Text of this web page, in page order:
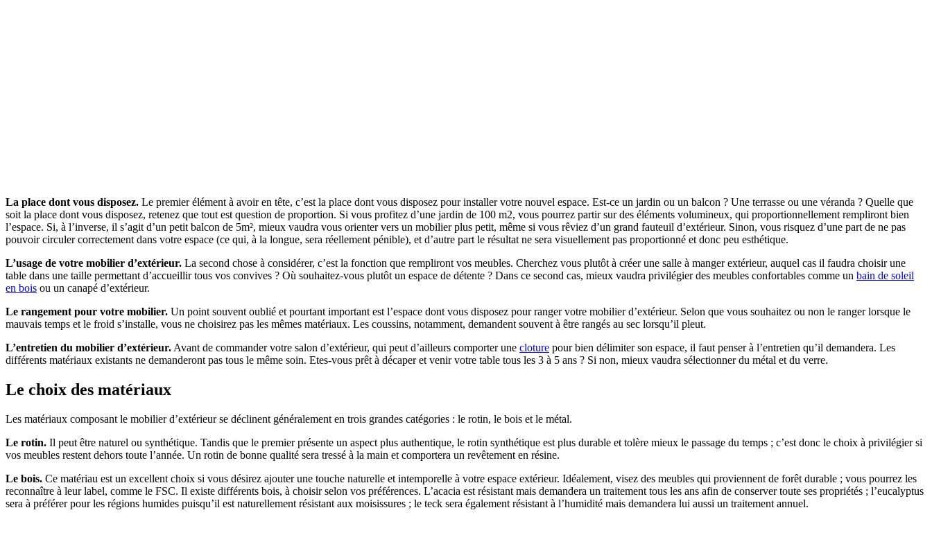
La place dont vous disposez. Le premier élément à avoir en tête, c’est la place dont vous disposez pour installer votre nouvel espace. Est-ce un jardin ou un balcon ? Une terrasse ou une véranda ? Quelle que
soit la place dont vous disposez, retenez que tout est question de proportion. Si vous profitez d’une jardin de 100 m2, vous pourrez partir sur des éléments volumineux, qui proportionnellement rempliront bien
l’espace. Si, à l’inverse, il s’agit d’un petit balcon de 5m², mieux vaudra vous orienter vers un mobilier plus petit, même si vous rêviez d’un grand fauteuil d’extérieur. Sinon, vous risquez d’une part de ne pas
pouvoir circuler correctement dans votre espace (ce qui, à la longue, sera réellement pénible), et d’autre part le résultat ne sera visuellement pas proportionné et donc peu esthétique.
L’usage de votre mobilier d’extérieur. La second chose à considérer, c’est la fonction que rempliront vos meubles. Cherchez vous plutôt à créer une salle à manger extérieur, auquel cas il faudra choisir une
table dans une taille permettant d’accueillir tous vos convives ? Où souhaitez-vous plutôt un espace de détente ? Dans ce second cas, mieux vaudra privilégier des meubles confortables comme un bain de soleil
en bois ou un canapé d’extérieur.
Le rangement pour votre mobilier. Un point souvent oublié et pourtant important est l’espace dont vous disposez pour ranger votre mobilier d’extérieur. Selon que vous souhaitez ou non le ranger lorsque le
mauvais temps et le froid s’installe, vous ne choisirez pas les mêmes matériaux. Les coussins, notamment, demandent souvent à être rangés au sec lorsqu’il pleut.
L’entretien du mobilier d’extérieur.Avant de commander votre salon d’extérieur, qui peut d’ailleurs comporter une cloture pour bien délimiter son espace, il faut penser à l’entretien qu’il demandera. Les
différents matériaux existants ne demanderont pas tous le même soin. Etes-vous prêt à décaper et venir votre table tous les 3 à 5 ans ? Si non, mieux vaudra sélectionner du métal et du verre.
Le choix des matériaux
Les matériaux composant le mobilier d’extérieur se déclinent généralement en trois grandes catégories : le rotin, le bois et le métal.
Le rotin. Il peut être naturel ou synthétique. Tandis que le premier présente un aspect plus authentique, le rotin synthétique est plus durable et tolère mieux le passage du temps ; c’est donc le choix à privilégier si
vos meubles restent dehors toute l’année. Un rotin de bonne qualité sera tressé à la main et comportera un revêtement en résine.
Le bois. Ce matériau est un excellent choix si vous désirez ajouter une touche naturelle et intemporelle à votre espace extérieur. Idéalement, visez des meubles qui proviennent de forêt durable ; vous pourrez les
reconnaître à leur label, comme le FSC. Il existe différents bois, à choisir selon vos préférences. L’acacia est résistant mais demandera un traitement tous les ans afin de conserver toute ses propriétés ; l’eucalyptus
sera à préférer pour les régions humides puisqu’il est naturellement résistant aux moisissures ; le teck sera également résistant à l’humidité mais demandera lui aussi un traitement annuel.